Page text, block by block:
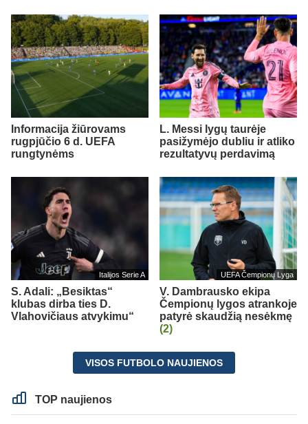
Informacija žiūrovams
rugpjūčio 6 d. UEFA
rungtynėms
L. Messi lygų taurėje
pasižymėjo dubliu ir atliko
rezultatyvų perdavimą
Italijos Serie A
S. Adali: „Besiktas“
klubas dirba ties D.
Vlahovičiaus atvykimu“
UEFA Čempionų Lyga
V. Dambrausko ekipa
Čempionų lygos atrankoje
patyrė skaudžią nesėkmę
(2)
VISOS FUTBOLO NAUJIENOS
TOP naujienos